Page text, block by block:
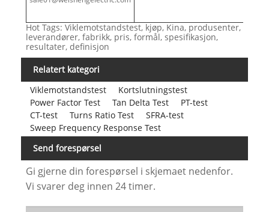
Hot Tags: Viklemotstandstest, kjøp, Kina, produsenter,
leverandører, fabrikk, pris, formål, spesifikasjon,
resultater, definisjon
Relatert kategori
Viklemotstandstest
Kortslutningstest
Power Factor Test
Tan Delta Test
PT-test
CT-test
Turns Ratio Test
SFRA-test
Sweep Frequency Response Test
Send forespørsel
Gi gjerne din forespørsel i skjemaet nedenfor.
Vi svarer deg innen 24 timer.